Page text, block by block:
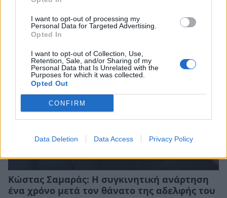
I want to opt-out of processing my
Personal Data for Targeted Advertising.
Opted In
I want to opt-out of Collection, Use,
Retention, Sale, and/or Sharing of my
Personal Data that Is Unrelated with the
Purposes for which it was collected.
Opted Out
CONFIRM
Data Deletion Data Access Privacy Policy
Κώστας Σαμαράς: Η συγκινητική ανάρτηση
ένα χρόνο μετά τον θάνατο της αδελφής του